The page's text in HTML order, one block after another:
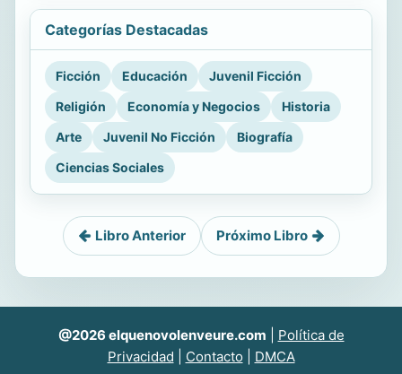
Categorías Destacadas
Ficción Educación
Juvenil Ficción
Religión
Economía y Negocios
Historia
Arte
Juvenil No Ficción
Biografía
Ciencias Sociales
Libro Anterior Próximo Libro
@2026 elquenovolenveure.com
Política de
Privacidad
Contacto DMCA